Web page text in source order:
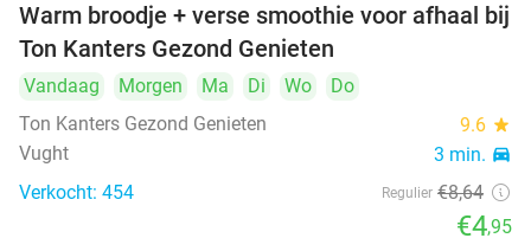
43%
Warm broodje + verse smoothie voor afhaal bij
Ton Kanters Gezond Genieten
Vandaag Morgen Ma Di Wo
Do
Ton Kanters Gezond Genieten
9.6 star
Vught 3 min. directions_car
Verkocht: 454 Regulier €8,64
€4,95